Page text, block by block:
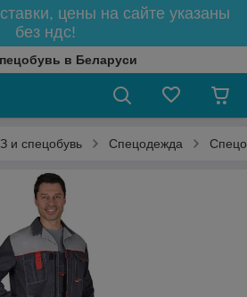
цены на сайте указаны
без ндс!
в Беларуси
и спецобувь Спецодежда